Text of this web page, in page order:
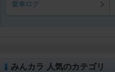
愛車ログ
みんカラ 人気のカテゴリ